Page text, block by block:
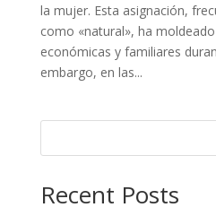
la mujer. Esta asignación,
como «natural», ha
económicas y familiares
embargo, en las...
Recent Posts